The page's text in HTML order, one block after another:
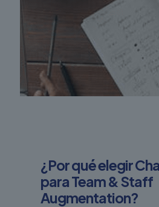
¿Por qué elegir
para Team & Staff
Augmentation?